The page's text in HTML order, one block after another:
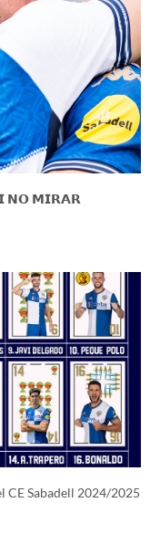
𝗡𝗢 𝗠𝗜𝗥𝗔𝗥
Sabadell 2024/2025